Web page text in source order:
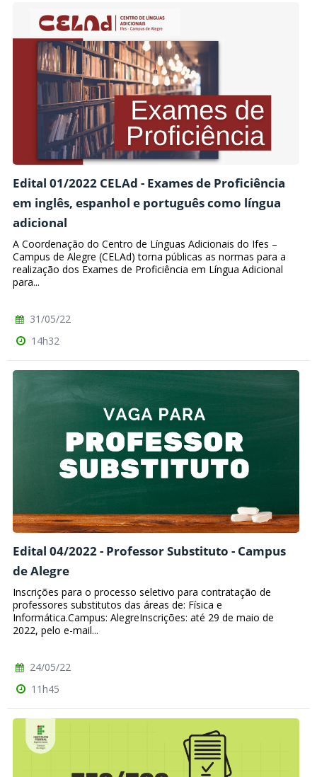
Edital 01/2022 CELAd - Exames de Proficiência
em inglês, espanhol e português como língua
adicional
A Coordenação do Centro de Línguas Adicionais do Ifes –
Campus de Alegre (CELAd) torna públicas as normas para a
realização dos Exames de Proficiência em Língua Adicional
para...
31/05/22
14h32
Edital 04/2022 - Professor Substituto - Campus
de Alegre
Inscrições para o processo seletivo para contratação de
professores substitutos das áreas de: Física e
Informática.Campus: AlegreInscrições: até 29 de maio de
2022, pelo e-mail...
24/05/22
11h45